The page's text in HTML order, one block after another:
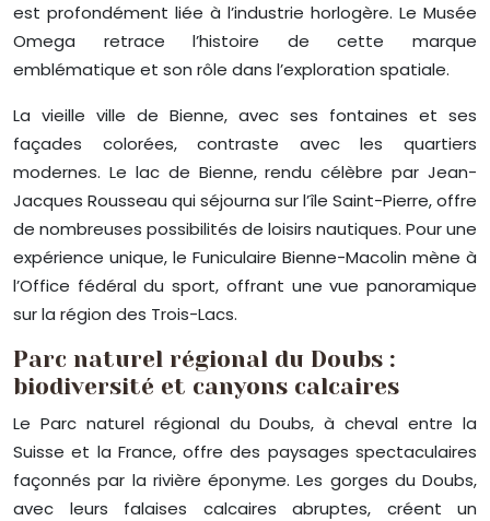
est profondément liée à l’industrie horlogère. Le Musée
Omega retrace l’histoire de cette marque
emblématique et son rôle dans l’exploration spatiale.
La vieille ville de Bienne, avec ses fontaines et ses
façades colorées, contraste avec les quartiers
modernes. Le lac de Bienne, rendu célèbre par Jean-
Jacques Rousseau qui séjourna sur l’île Saint-Pierre, offre
de nombreuses possibilités de loisirs nautiques. Pour une
expérience unique, le Funiculaire Bienne-Macolin mène à
l’Office fédéral du sport, offrant une vue panoramique
sur la région des Trois-Lacs.
Parc naturel régional du Doubs :
biodiversité et canyons calcaires
Le Parc naturel régional du Doubs, à cheval entre la
Suisse et la France, offre des paysages spectaculaires
façonnés par la rivière éponyme. Les gorges du Doubs,
avec leurs falaises calcaires abruptes, créent un